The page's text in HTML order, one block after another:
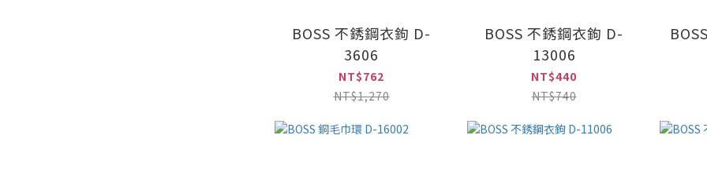
BOSS 不銹鋼衣鉤 D-
3606
NT$762
NT$1,270
BOSS 不銹鋼衣鉤 D-
13006
NT$440
NT$740